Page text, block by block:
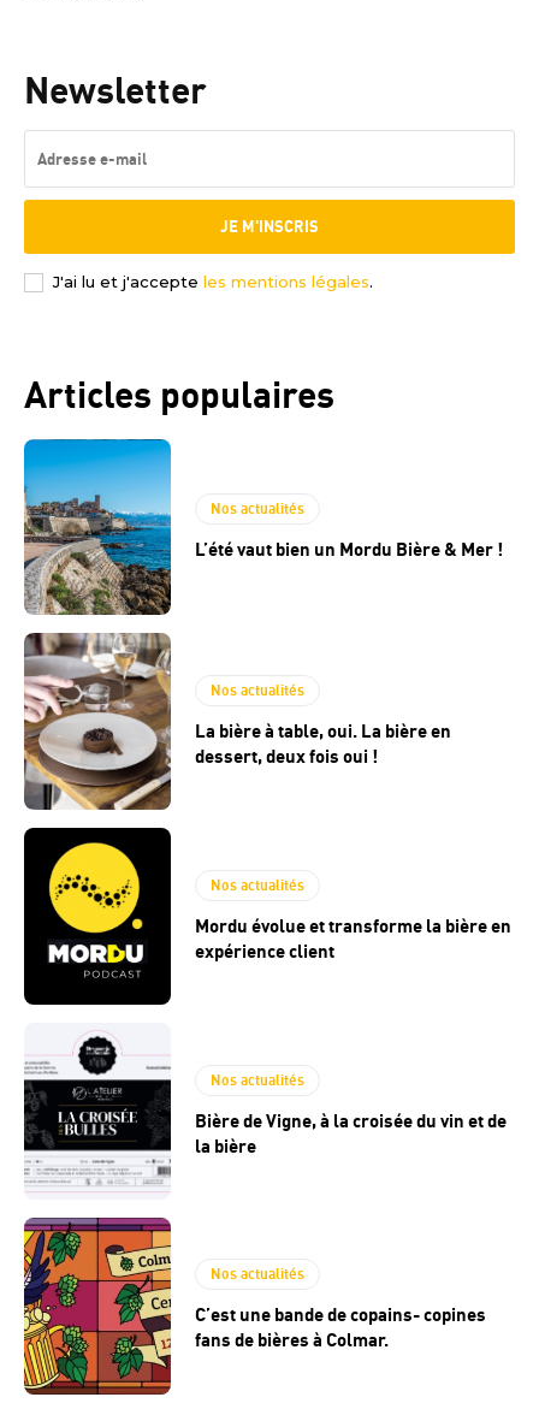
Newsletter
JE M'INSCRIS
J'ai lu et j'accepte les mentions légales.
Articles populaires
Nos actualités
L’été vaut bien un Mordu Bière & Mer !
Nos actualités
La bière à table, oui. La bière en
dessert, deux fois oui !
Nos actualités
Mordu évolue et transforme la bière en
expérience client
Nos actualités
Bière de Vigne, à la croisée du vin et de
la bière
Nos actualités
C’est une bande de copains- copines
fans de bières à Colmar.